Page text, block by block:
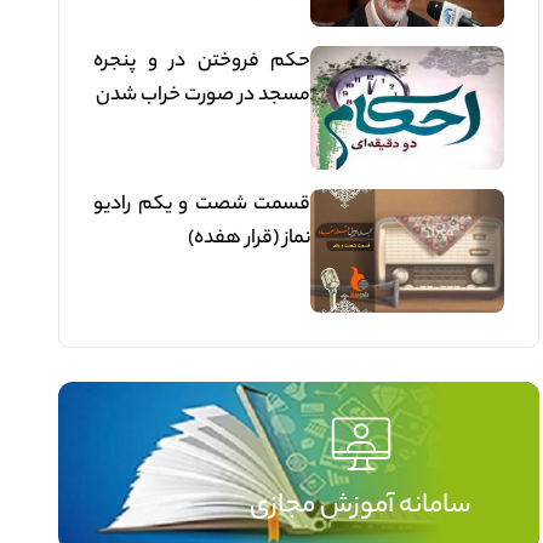
حکم فروختن در و پنجره
مسجد در صورت خراب شدن
قسمت شصت و یکم رادیو
نماز (قرار هفده)
سامانه آموزش مجازی